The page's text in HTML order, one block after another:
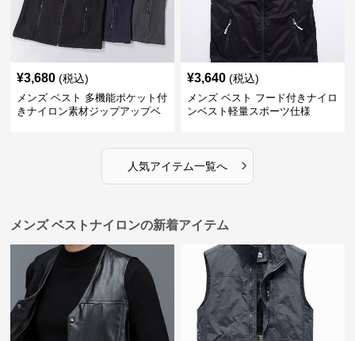
¥3,680 (税込)
メンズ ベスト 多機能ポケット付
きナイロン素材ジップアップベ
¥3,640 (税込)
メンズ ベスト フード付きナイロ
ンベスト軽量スポーツ仕様
人気アイテム一覧へ ›
メンズ ベストナイロンの新着アイテム